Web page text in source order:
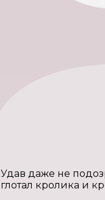
Удав даже не
глотал кролика и